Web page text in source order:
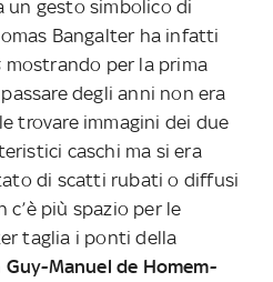
un gesto simbolico di
Bangalter ha infatti
mostrando per la prima
degli anni non era
trovare immagini dei due
caschi ma si era
di scatti rubati o diffusi
c’è più spazio per le
taglia i ponti della
Guy-Manuel de Homem-